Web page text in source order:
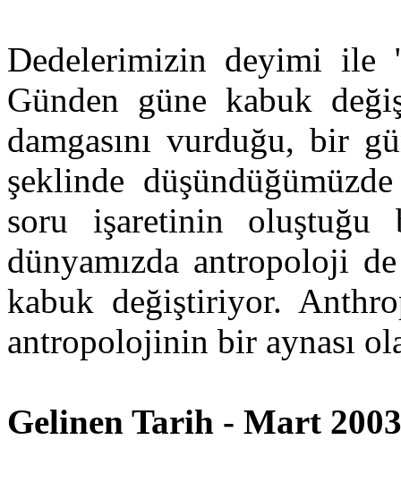
Dedelerimizin deyimi ile
Günden güne kabuk
damgasını vurduğu, bir
şeklinde
soru işaretinin
dünyamızda antropoloji
kabuk değiştiriyor.
antropolojinin bir aynası
Gelinen Tarih - Mart